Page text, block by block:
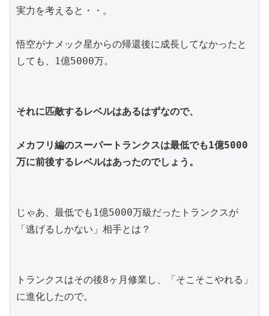
実力を考えると・・。
悟空がナメック星からの帰還後に成長してなかったと
しても、1億5000万。
それに匹敵するレベルはあるはずなので、
メカフリ編のスーパートランクスは最低でも1億5000
万に前後するレベルはあったのでしょう。
じゃあ、最低でも1億5000万級だったトランクスが
「逃げるしかない」相手とは？
トランクスはその後8ヶ月修業し、「そこそこやれる」
に進化したので。